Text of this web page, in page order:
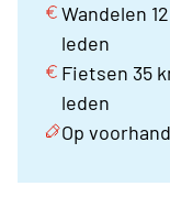
Wandelen
leden
Fietsen 35
leden
Op